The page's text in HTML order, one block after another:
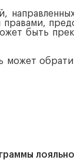
правами,
быть
может